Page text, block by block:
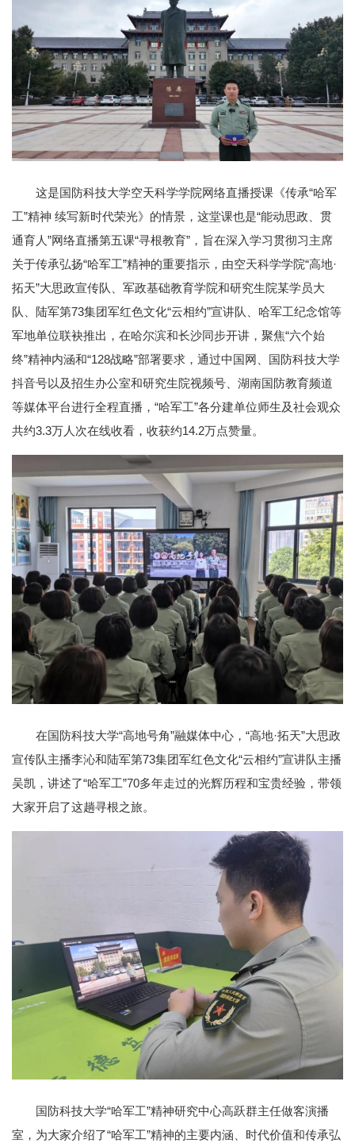
这是国防科技大学空天科学学院网络直播授课《传承“哈军
工”精神 续写新时代荣光》的情景，这堂课也是“能动思政、贯
通育人”网络直播第五课“寻根教育”，旨在深入学习贯彻习主席
关于传承弘扬“哈军工”精神的重要指示，由空天科学学院“高地·
拓天”大思政宣传队、军政基础教育学院和研究生院某学员大
队、陆军第73集团军红色文化“云相约”宣讲队、哈军工纪念馆等
军地单位联袂推出，在哈尔滨和长沙同步开讲，聚焦“六个始
终”精神内涵和“128战略”部署要求，通过中国网、国防科技大学
抖音号以及招生办公室和研究生院视频号、湖南国防教育频道
等媒体平台进行全程直播，“哈军工”各分建单位师生及社会观众
共约3.3万人次在线收看，收获约14.2万点赞量。
在国防科技大学“高地号角”融媒体中心，“高地·拓天”大思政
宣传队主播李沁和陆军第73集团军红色文化“云相约”宣讲队主播
吴凯，讲述了“哈军工”70多年走过的光辉历程和宝贵经验，带领
大家开启了这趟寻根之旅。
国防科技大学“哈军工”精神研究中心高跃群主任做客演播
室，为大家介绍了“哈军工”精神的主要内涵、时代价值和传承弘